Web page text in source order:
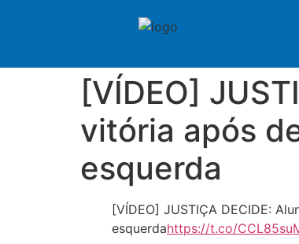
[VÍDEO]
vitória após
esquerda
[VÍDEO] JUSTIÇA DECIDE:
esquerdahttps://t.co/